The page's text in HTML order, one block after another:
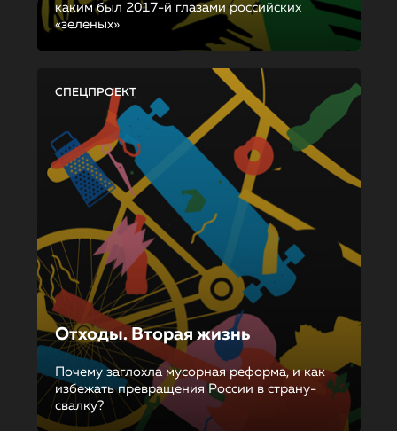
каким был 2017-й глазами российских
«зеленых»
СПЕЦПРОЕКТ
Отходы. Вторая жизнь
Почему заглохла мусорная реформа, и как
избежать превращения России в страну-
свалку?